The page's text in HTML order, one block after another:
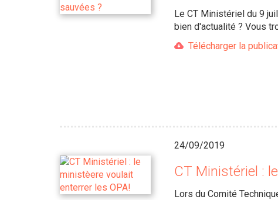
Le CT Ministériel du 9
bien d'actualité ? Vous
Télécharger la
24/09/2019
CT Ministériel :
Lors du Comité